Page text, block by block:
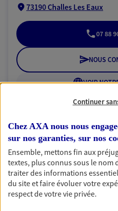
73190 Challes Les Eaux
07 88
NOUS
VOIR
Angelique
Conseiller AXA
73190 Challes Les Eaux
Continuer
Chez AXA nous nous
sur nos garanties, sur nos
Ensemble, mettons fin aux
textes, plus connus sous le nom
traiter des informations
du site et faire évoluer votre
respect de votre vie privée.